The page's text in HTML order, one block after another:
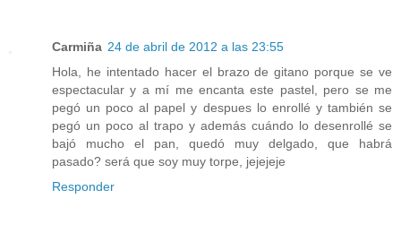
Carmiña 24 de abril de 2012 a las 23:55
Hola, he intentado hacer el brazo de gitano porque se ve
espectacular y a mí me encanta este pastel, pero se me
pegó un poco al papel y despues lo enrollé y también se
pegó un poco al trapo y además cuándo lo desenrollé se
bajó mucho el pan, quedó muy delgado, que habrá
pasado? será que soy muy torpe, jejejeje
Responder